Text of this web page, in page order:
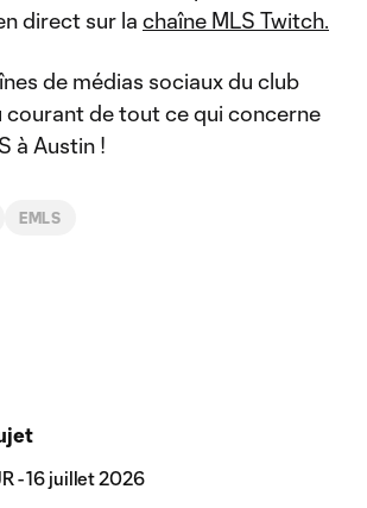
direct sur la chaîne MLS Twitch.
de médias sociaux du club
courant de tout ce qui concerne
à Austin !
EMLS
- 16 juillet 2026